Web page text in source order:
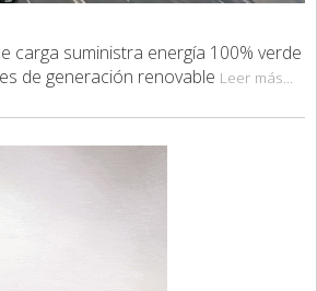
carga suministra energía 100% verde
de generación renovable Leer más...